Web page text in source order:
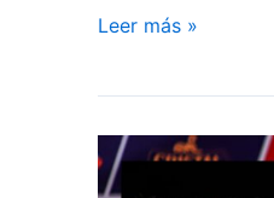
¡LE
INTERNACIONAL
BELGA
Leer más »